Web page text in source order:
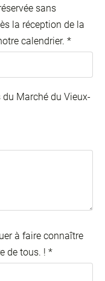
sans
la réception de la
calendrier. *
Marché du Vieux-
à faire connaître
de tous. ! *